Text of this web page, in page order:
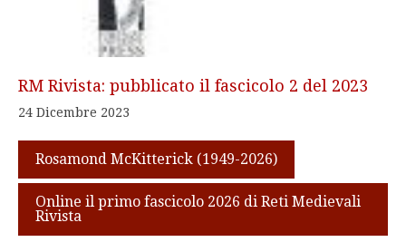
RM Rivista: pubblicato il fascicolo 2 del 2023
24 Dicembre 2023
Rosamond McKitterick (1949-2026)
Online il primo fascicolo 2026 di Reti Medievali
Rivista